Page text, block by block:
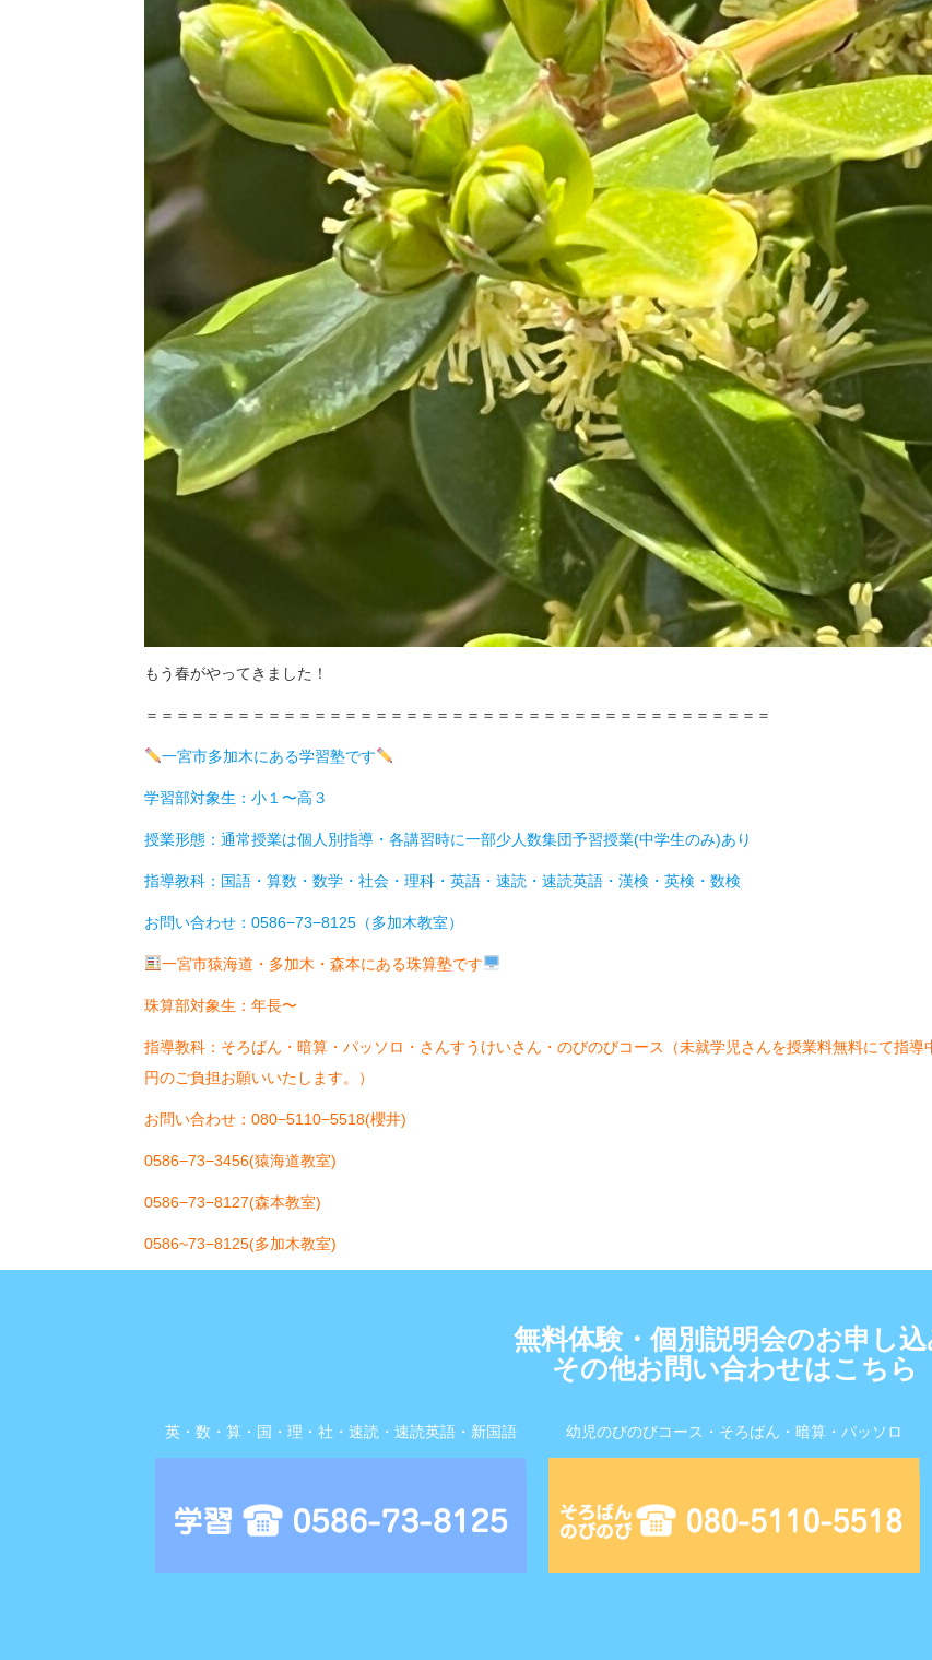
もう春がやってきました！
＝＝＝＝＝＝＝＝＝＝＝＝＝＝＝＝＝＝＝＝＝＝＝＝＝＝＝＝＝＝＝＝＝＝＝＝＝＝＝＝＝
一宮市多加木にある学習塾です
学習部対象生：小１〜高３
授業形態：通常授業は個人別指導・各講習時に一部少人数集団予習授業(中学生のみ)あり
指導教科：国語・算数・数学・社会・理科・英語・速読・速読英語・漢検・英検・数検
お問い合わせ：0586−73−8125（多加木教室）
一宮市猿海道・多加木・森本にある珠算塾です
珠算部対象生：年長〜
指導教科：そろばん・暗算・パッソロ・さんすうけいさん・のびのびコース（未就学児さんを授業料無料にて指
円のご負担お願いいたします。）
お問い合わせ：080−5110−5518(櫻井)
0586−73−3456(猿海道教室)
0586−73−8127(森本教室)
0586~73−8125(多加木教室)
無料体験・個別説明会のお申し
その他お問い合わせはこちら
英・数・算・国・理・社・速読・速読英語・新国語 幼児のびのびコース・そろばん・暗算・パッソロ